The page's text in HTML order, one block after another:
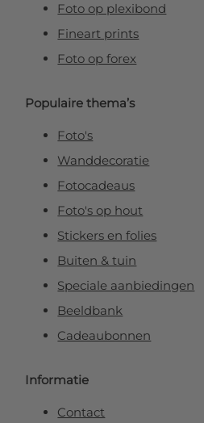
Foto op plexibond
Fineart prints
Foto op forex
Populaire thema’s
Foto's
Wanddecoratie
Fotocadeaus
Foto's op hout
Stickers en folies
Buiten & tuin
Speciale aanbiedingen
Beeldbank
Cadeaubonnen
Informatie
Contact